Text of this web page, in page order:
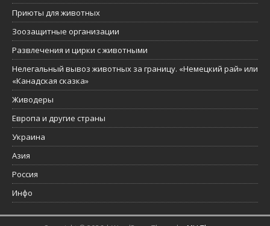
Приюты для животных
Зоозащитные организации
Развлечения и цирки с животными
Нелегальный вывоз животных за границу. «Немецкий рай» или
«Канадская сказка»
Живодеры
Европа и другие страны
Украина
Азия
Россия
Инфо